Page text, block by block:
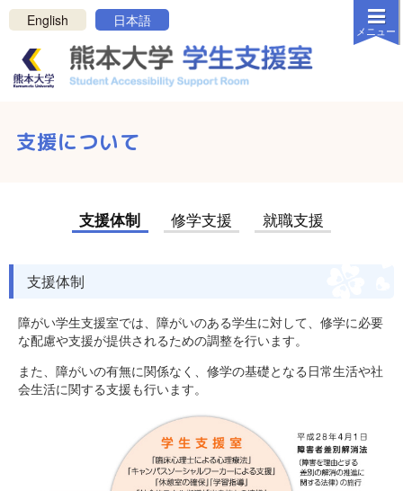
メニュー
English 日本語
支援について
支援体制 修学支援 就職支援
支援体制
障がい学生支援室では、障がいのある学生に対して、修学に必要
な配慮や支援が提供されるための調整を行います。
また、障がいの有無に関係なく、修学の基礎となる日常生活や社
会生活に関する支援も行います。
反転
白 黒
支援について
お問い合わせ
プライバシーポリシー
サポートを受けたい学生の方へ
新着情報
教職員の方へ
新着情報